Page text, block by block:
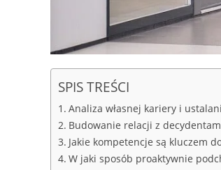
SPIS TREŚCI
Analiza własnej kariery i
Budowanie relacji z
Jakie kompetencje są kluczem
W jaki sposób proaktywnie